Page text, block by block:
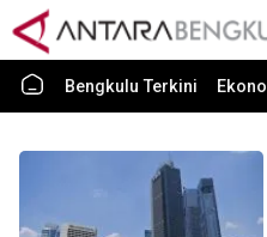
Bengkulu Terkini